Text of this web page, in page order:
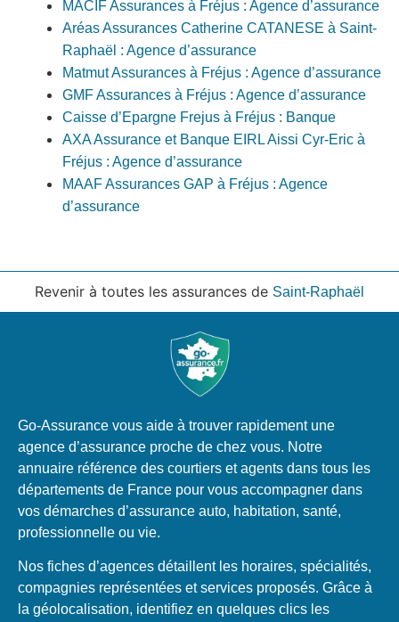
MACIF Assurances à Fréjus : Agence d’assurance
Aréas Assurances Catherine CATANESE à Saint-
Raphaël : Agence d’assurance
Matmut Assurances à Fréjus : Agence d’assurance
GMF Assurances à Fréjus : Agence d’assurance
Caisse d’Epargne Frejus à Fréjus : Banque
AXA Assurance et Banque EIRL Aissi Cyr-Eric à
Fréjus : Agence d’assurance
MAAF Assurances GAP à Fréjus : Agence
d’assurance
Revenir à toutes les assurances de Saint-Raphaël
Go-Assurance vous aide à trouver rapidement une
agence d’assurance proche de chez vous. Notre
annuaire référence des courtiers et agents dans tous les
départements de France pour vous accompagner dans
vos démarches d’assurance auto, habitation, santé,
professionnelle ou vie.
Nos fiches d’agences détaillent les horaires, spécialités,
compagnies représentées et services proposés. Grâce à
la géolocalisation, identifiez en quelques clics les